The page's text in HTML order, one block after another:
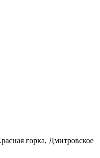
горка, Дмитровское